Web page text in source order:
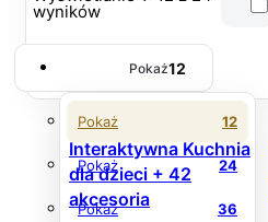
wyników
Pokaż12
Pokaż 12
Pokaż 24
Pokaż 36
Interaktywna Kuchnia
dla dzieci + 42
akcesoria